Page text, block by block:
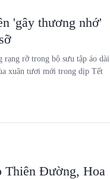
'gây thương nhớ'
rạng rỡ trong bộ sưu tập áo dài
xuân tươi mới trong dịp Tết
Đường, Hoa